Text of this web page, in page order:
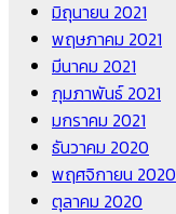
มิถุนายน 2021
พฤษภาคม 2021
มีนาคม 2021
กุมภาพันธ์ 2021
มกราคม 2021
ธันวาคม 2020
พฤศจิกายน 2020
ตุลาคม 2020